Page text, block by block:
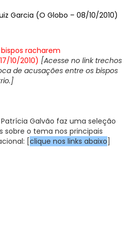
Garcia (O Globo – 08/10/2010)
racharem
10/2010) [Acesse no link trechos
de acusações entre os bispos
Galvão faz uma seleção
sobre o tema nos principais
[clique nos links abaixo]